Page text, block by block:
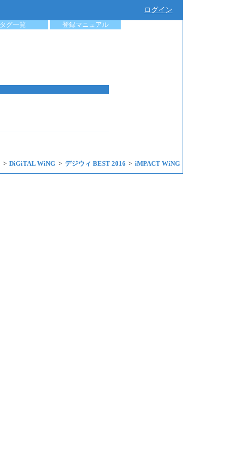
ログイン
タグ一覧 登録マニュアル
DiGiTAL WiNG デジウィ BEST 2016 iMPACT WiNG